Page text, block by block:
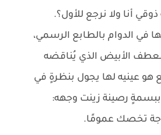
أنا ولا نرجع للأول؟.
في الدوام بالطابع الرسمي،
الأبيض الذي يُناقضه
هو عينيه لها يجول بنظرةٍ في
رصينة زينت وجهه:
تخصك عمومًا.